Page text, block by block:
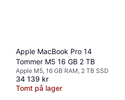
Apple MacBook Pro 14
Tommer M5 16 GB 2 TB
Apple M5, 16 GB RAM, 2 TB SSD
34 139 kr
Tomt på lager